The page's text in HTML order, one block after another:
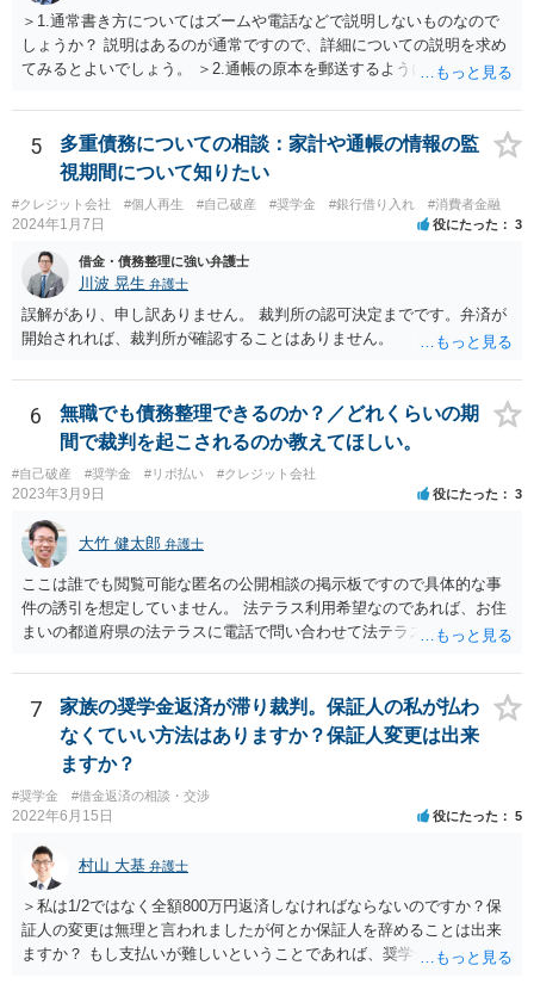
＞1.通常書き方についてはズームや電話などで説明しないものなので
しょうか？ 説明はあるのが通常ですので、詳細についての説明を求め
てみるとよいでしょう。 ＞2.通帳の原本を郵送するように言われてい
うで手間はかかりますが）その部分のPDFあるいはコピーを提出すれ
ばよいでしょう。 ＞3.土地あり。親父名義のまま。遺産分割未完了 と
りあえずは、法務局で全部事項証明書を取得して、PDFあるいはコピ
ーを提出すればよいでしょう。
5
多重債務についての相談：家計や通帳の情報の監
視期間について知りたい
#クレジット会社 #個人再生 #自己破産 #奨学金 #銀行借り入れ #消費者金融
2024年1月7日 役にたった 3
借金・債務整理に強い弁護士
川波 晃生 弁護士
誤解があり、申し訳ありません。 裁判所の認可決定までです。弁済が
開始されれば、裁判所が確認することはありません。
6
無職でも債務整理できるのか？／どれくらいの期
間で裁判を起こされるのか教えてほしい。
#自己破産 #奨学金 #リボ払い #クレジット会社
2023年3月9日 役にたった 3
大竹 健太郎 弁護士
ここは誰でも閲覧可能な匿名の公開相談の掲示板ですので具体的な事
件の誘引を想定していません。 法テラス利用希望なのであれば、お住
まいの都道府県の法テラスに電話で問い合わせて法テラス直轄の法律
法テラスと契約している弁護士しか担当しません。
7
家族の奨学金返済が滞り裁判。保証人の私が払わ
なくていい方法はありますか？保証人変更は出来
ますか？
#奨学金 #借金返済の相談・交渉
2022年6月15日 役にたった 5
村山 大基 弁護士
＞私は1/2ではなく全額800万円返済しなければならないのですか？保
証人の変更は無理と言われましたが何とか保証人を辞めることは出来
ますか？ もし支払いが難しいということであれば、奨学金について相